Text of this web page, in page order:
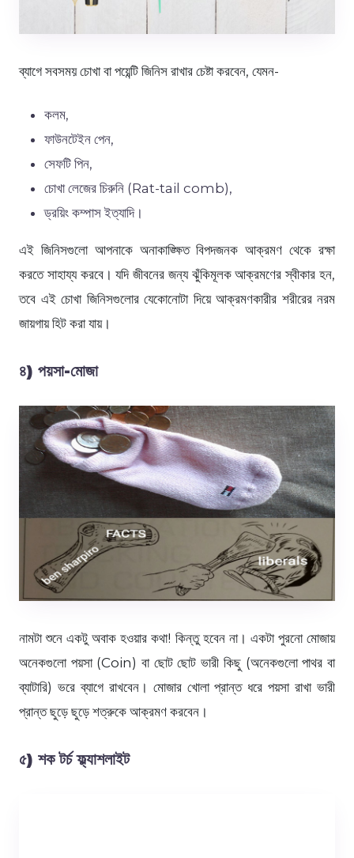
ব্যাগে সবসময় চোখা বা পয়েন্টি জিনিস রাখার চেষ্টা করবেন, যেমন-
কলম,
ফাউনটেইন পেন,
সেফটি পিন,
চোখা লেজের চিরুনি (Rat-tail comb),
ড্রয়িং কম্পাস ইত্যাদি।
এই জিনিসগুলো আপনাকে অনাকাঙ্ক্ষিত বিপদজনক আক্রমণ থেকে রক্ষা
করতে সাহায্য করবে। যদি জীবনের জন্য ঝুঁকিমূলক আক্রমণের স্বীকার হন,
তবে এই চোখা জিনিসগুলোর যেকোনোটা দিয়ে আক্রমণকারীর শরীরের নরম
জায়গায় হিট করা যায়।
৪) পয়সা-মোজা
নামটা শুনে একটু অবাক হওয়ার কথা! কিন্তু হবেন না। একটা পুরনো মোজায়
অনেকগুলো পয়সা (Coin) বা ছোট ছোট ভারী কিছু (অনেকগুলো পাথর বা
ব্যাটারি) ভরে ব্যাগে রাখবেন। মোজার খোলা প্রান্ত ধরে পয়সা রাখা ভারী
প্রান্ত ছুড়ে ছুড়ে শত্রুকে আক্রমণ করবেন।
৫) শক টর্চফ্ল্যাশলাইট